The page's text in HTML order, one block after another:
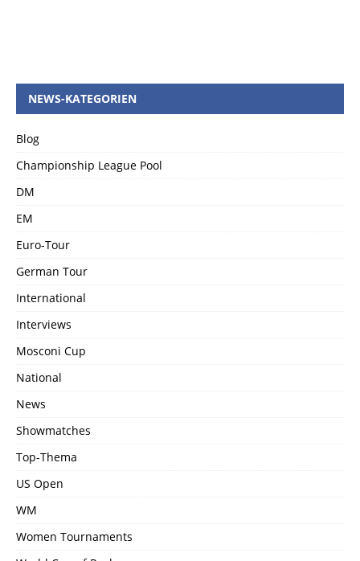
NEWS-KATEGORIEN
Blog
Championship League Pool
DM
EM
Euro-Tour
German Tour
International
Interviews
Mosconi Cup
National
News
Showmatches
Top-Thema
US Open
WM
Women Tournaments